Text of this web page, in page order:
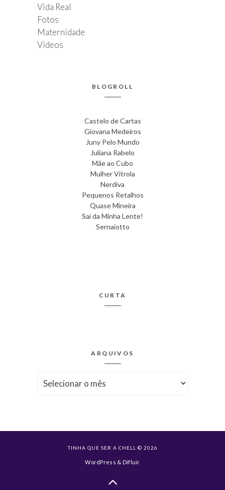
Vida Real
Fotos
Maternidade
Vídeos
BLOGROLL
Castelo de Cartas
Giovana Medeiros
Juny Pelo Mundo
Juliana Rabelo
Mãe ao Cubo
Mulher Vitrola
Nerdiva
Pequenos Retalhos
Quase Mineira
Sai da Minha Lente!
Sernaiotto
CURTA
ARQUIVOS
TINHA QUE SER A CHELL © 2026
WordPress & Difluir
Voltar